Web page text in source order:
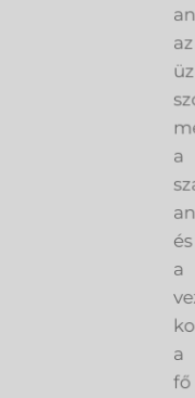
az
a
és
a